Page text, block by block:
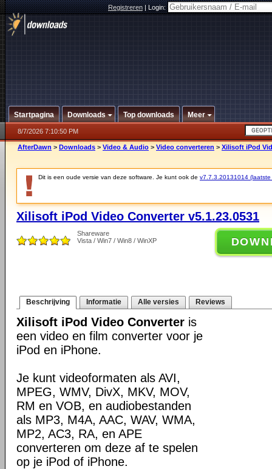
Registreren|Login:
Startpagina Downloads Top downloads Meer
8/7/2026 7:10:50 PM
AfterDawn > Downloads > Video & Audio > Video converteren > Xilisoft iPod
Dit is een oude versie van deze software. Je kunt ook de v7.7.3.20131014 (laatste
Xilisoft iPod Video Converter v5.1.23.0531
Shareware
Vista / Win7 / Win8 / WinXP
Beschrijving Informatie Alle versies Reviews
Xilisoft iPod Video Converter is
een video en film converter voor je
iPod en iPhone.
Je kunt videoformaten als AVI,
MPEG, WMV, DivX, MKV, MOV,
RM en VOB, en audiobestanden
als MP3, M4A, AAC, WAV, WMA,
MP2, AC3, RA, en APE
converteren om deze af te spelen
op je iPod of iPhone.